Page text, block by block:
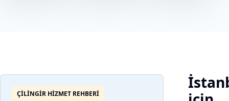
ÇILINGIR HIZMET REHBERI